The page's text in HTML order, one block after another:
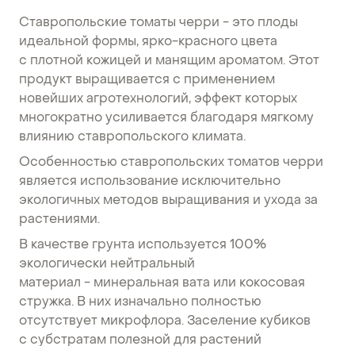
Ставропольские томаты черри - это плоды
идеальной формы, ярко-красного цвета
с плотной кожицей и манящим ароматом. Этот
продукт выращивается с применением
новейших агротехнологий, эффект которых
многократно усиливается благодаря мягкому
влиянию ставропольского климата.
Особенностью ставропольских томатов черри
является использование исключительно
экологичных методов выращивания и ухода за
растениями.
В качестве грунта используется 100%
экологически нейтральный
материал - минеральная вата или кокосовая
стружка. В них изначально полностью
отсутствует микрофлора. Заселение кубиков
с субстратам полезной для растений